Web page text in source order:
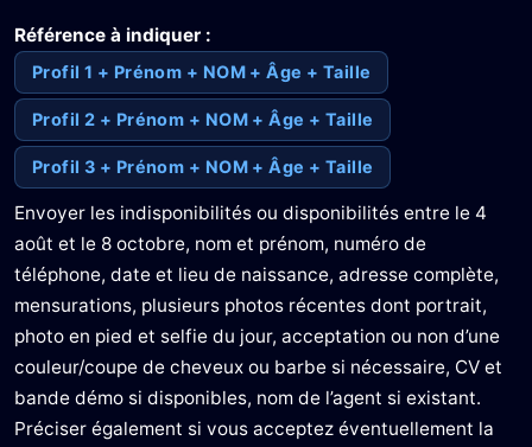
Référence à indiquer :
Profil 1 + Prénom + NOM + Âge + Taille
Profil 2 + Prénom + NOM + Âge + Taille
Profil 3 + Prénom + NOM + Âge + Taille
Envoyer les indisponibilités ou disponibilités entre le 4
août et le 8 octobre, nom et prénom, numéro de
téléphone, date et lieu de naissance, adresse complète,
mensurations, plusieurs photos récentes dont portrait,
photo en pied et selfie du jour, acceptation ou non d’une
couleur/coupe de cheveux ou barbe si nécessaire, CV et
bande démo si disponibles, nom de l’agent si existant.
Préciser également si vous acceptez éventuellement la